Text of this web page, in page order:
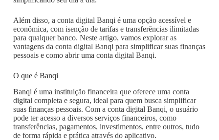
Além disso, a conta digital Banqi é uma opção acessível e
econômica, com isenção de tarifas e transferências ilimitadas
para qualquer banco. Neste artigo, vamos explorar as
vantagens da conta digital Banqi para simplificar suas finanças
pessoais e como abrir uma conta digital Banqi.
O que é Banqi
Banqi é uma instituição financeira que oferece uma conta
digital completa e segura, ideal para quem busca simplificar
suas finanças pessoais. Com a conta digital Banqi, o usuário
pode ter acesso a diversos serviços financeiros, como
transferências, pagamentos, investimentos, entre outros, tudo
de forma rápida e prática através do aplicativo.